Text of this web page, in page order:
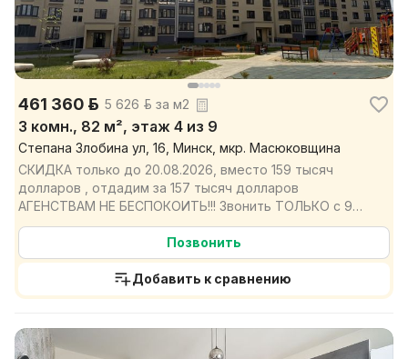
461 360 р. 5 626 р. за м2
3 комн., 82 м², этаж 4 из 9
Степана Злобина ул, 16, Минск, мкр. Масюковщина
СКИДКА только до 20.08.2026, вместо 159 тысяч
долларов , отдадим за 157 тысяч долларов
АГЕНСТВАМ НЕ БЕСПОКОИТЬ!!! Звонить ТОЛЬКО с 9
00-17 00. До...
Позвонить
Добавить к сравнению